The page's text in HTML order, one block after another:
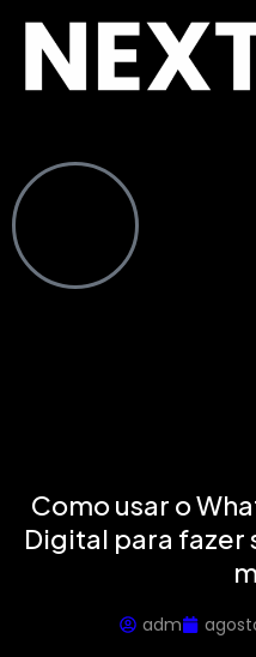
Como usar o
Digital para fazer
adm